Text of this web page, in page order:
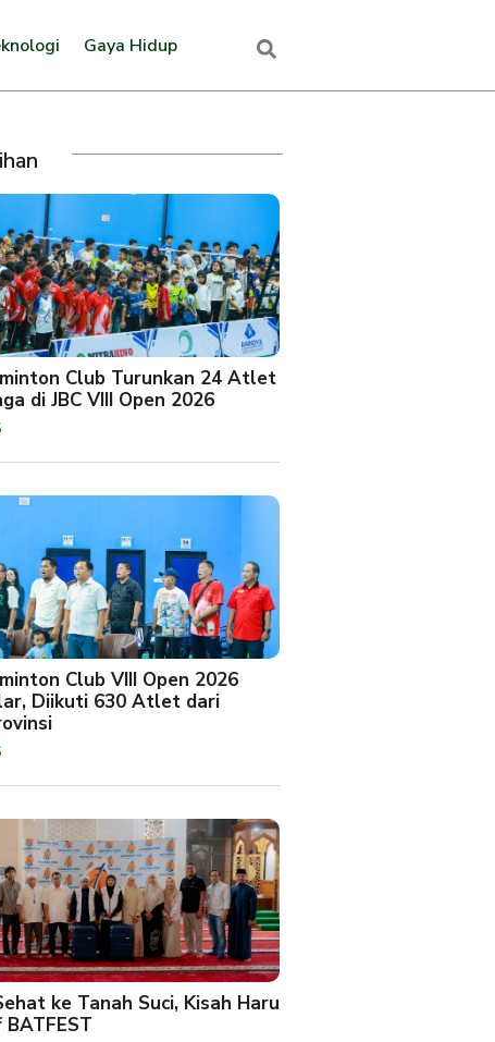
Gaya Hidup
Club Turunkan 24 Atlet
di JBC VIII Open 2026
Club VIII Open 2026
Diikuti 630 Atlet dari
ke Tanah Suci, Kisah Haru